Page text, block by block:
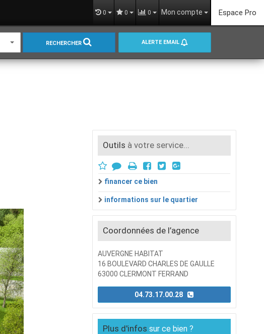
0 0 0 Mon compte Espace Pro
RECHERCHER ALERTE EMAIL
Outils à votre service...
financer ce bien
informations sur le quartier
Coordonnées de l’agence
AUVERGNE HABITAT
16 BOULEVARD CHARLES DE GAULLE
63000 CLERMONT FERRAND
04.73.17.00.28
Plus d'infos sur ce bien ?